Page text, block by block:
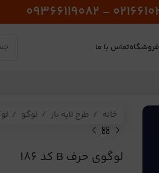
فروشگاهتماس با ما
خانه طرح لایه باز لوگو
لوگوی حرف B کد 186